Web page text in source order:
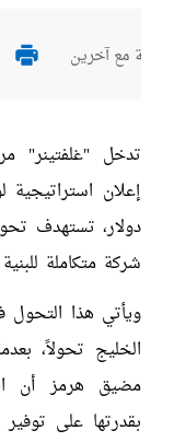
مع آخرين
تدخل "غلفتينر"
إعلان
دولار، تستهدف
شركة متكاملة
ويأتي هذا
الخليج تحولاً،
مضيق هرمز أن
بقدرتها على